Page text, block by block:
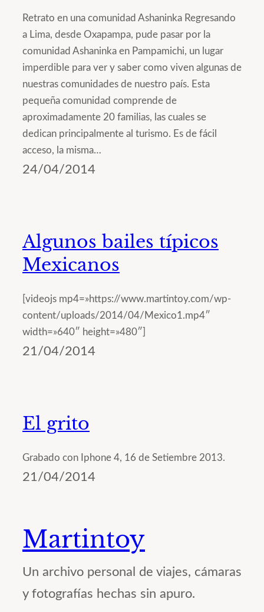
Retrato en una comunidad Ashaninka Regresando
a Lima, desde Oxapampa, pude pasar por la
comunidad Ashaninka en Pampamichi, un lugar
imperdible para ver y saber como viven algunas de
nuestras comunidades de nuestro país. Esta
pequeña comunidad comprende de
aproximadamente 20 familias, las cuales se
dedican principalmente al turismo. Es de fácil
acceso, la misma…
24/04/2014
Algunos bailes típicos
Mexicanos
[videojs mp4=»https://www.martintoy.com/wp-
content/uploads/2014/04/Mexico1.mp4″
width=»640″ height=»480″]
21/04/2014
El grito
Grabado con Iphone 4, 16 de Setiembre 2013.
21/04/2014
Martintoy
Un archivo personal de viajes, cámaras
y fotografías hechas sin apuro.